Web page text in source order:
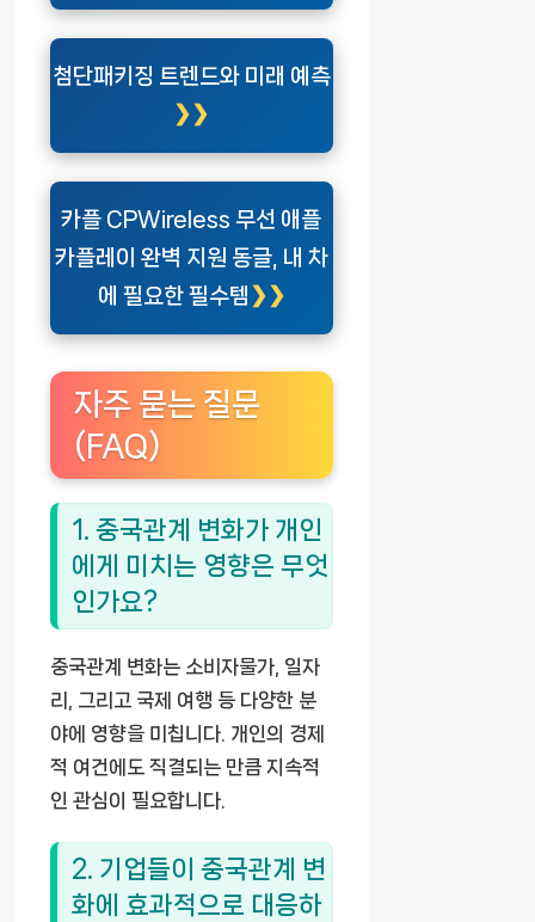
첨단패키징 트렌드와 미래 예측
카플 CPWireless 무선 애플
카플레이 완벽 지원 동글, 내 차
에 필요한 필수템
자주 묻는 질문
(FAQ)
1. 중국관계 변화가 개인
에게 미치는 영향은 무엇
인가요?
중국관계 변화는 소비자물가, 일자
리, 그리고 국제 여행 등 다양한 분
야에 영향을 미칩니다. 개인의 경제
적 여건에도 직결되는 만큼 지속적
인 관심이 필요합니다.
2. 기업들이 중국관계 변
화에 효과적으로 대응하